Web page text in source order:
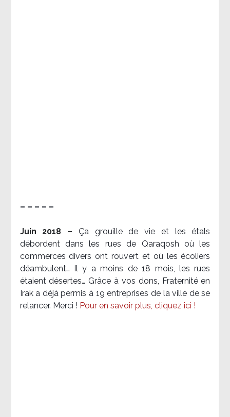
– – – – –
Juin 2018 – Ça grouille de vie et les étals
débordent dans les rues de Qaraqosh où les
commerces divers ont rouvert et où les écoliers
déambulent… Il y a moins de 18 mois, les rues
étaient désertes… Grâce à vos dons, Fraternité en
Irak a déjà permis à 19 entreprises de la ville de se
relancer. Merci ! Pour en savoir plus, cliquez ici !